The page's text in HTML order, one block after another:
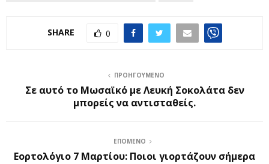
SHARE 0
ΠΡΟΗΓΟΎΜΕΝΟ
Σε αυτό το Μωσαϊκό με Λευκή Σοκολάτα δεν
μπορείς να αντισταθείς.
ΕΠΌΜΕΝΟ
Εορτολόγιο 7 Μαρτίου: Ποιοι γιορτάζουν σήμερα